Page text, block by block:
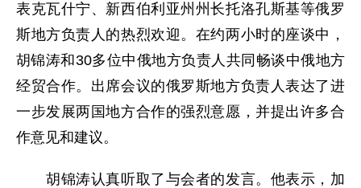
表克瓦什宁、新西伯利亚州州长托洛孔斯基等俄罗
斯地方负责人的热烈欢迎。在约两小时的座谈中，
胡锦涛和30多位中俄地方负责人共同畅谈中俄地方
经贸合作。出席会议的俄罗斯地方负责人表达了进
一步发展两国地方合作的强烈意愿，并提出许多合
作意见和建议。
胡锦涛认真听取了与会者的发言。他表示，加